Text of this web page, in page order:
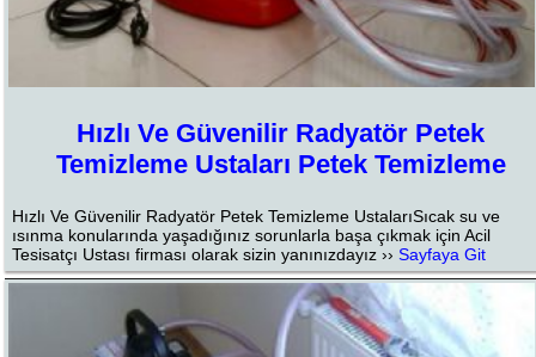
Hızlı Ve Güvenilir Radyatör Petek
Temizleme Ustaları Petek Temizleme
Hızlı Ve Güvenilir Radyatör Petek Temizleme UstalarıSıcak su ve
ısınma konularında yaşadığınız sorunlarla başa çıkmak için Acil
Tesisatçı Ustası firması olarak sizin yanınızdayız ››Sayfaya Git